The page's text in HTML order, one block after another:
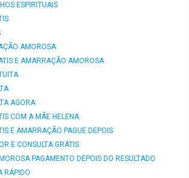
ESPIRITUAIS
AMOROSA
E AMARRAÇÃO AMOROSA
AGORA
COM A MÃE HELENA
E AMARRAÇÃO PAGUE DEPOIS
E CONSULTA GRÁTIS
PAGAMENTO DEPOIS DO RESULTADO
RÁPIDO